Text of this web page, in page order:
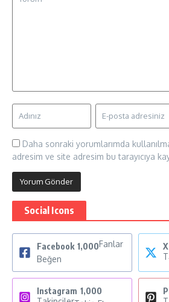
Daha sonraki yorumlarımda
adresim ve site adresim bu tarayıcıya
Social Icons
Facebook 1,000Fanlar
Beğen
Instagram 1,000